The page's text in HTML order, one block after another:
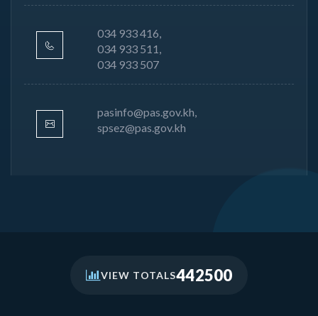
034 933 416,
034 933 511,
034 933 507
pasinfo@pas.gov.kh,
spsez@pas.gov.kh
VIEW TOTALS442500